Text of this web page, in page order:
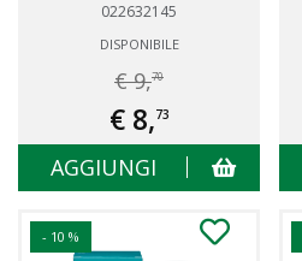
022632145
DISPONIBILE
€ 9,70
€ 8,73
AGGIUNGI
- 10 %